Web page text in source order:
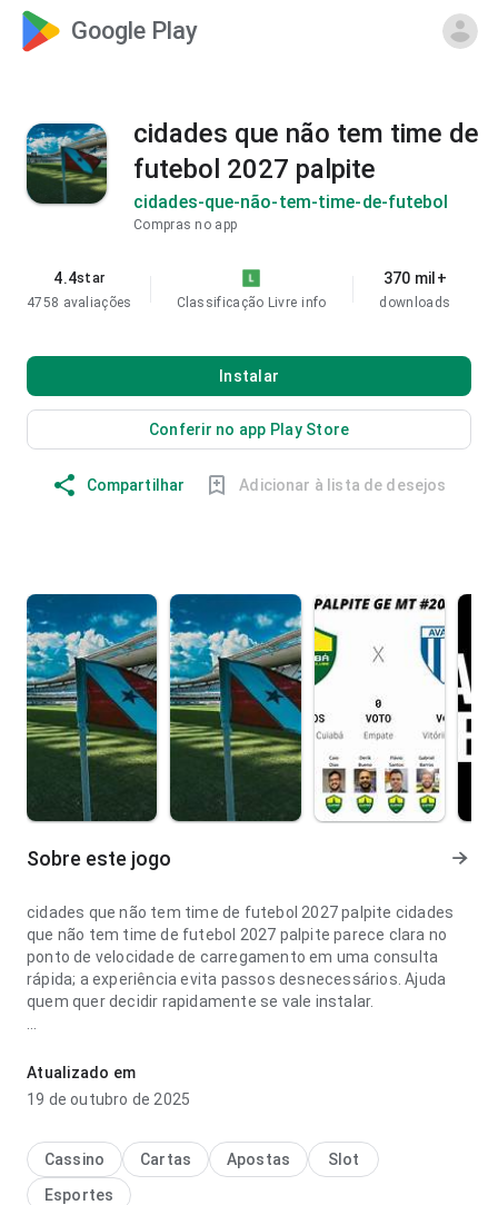
Google Play
cidades que não tem time de
futebol 2027 palpite
cidades-que-não-tem-time-de-futebol
Compras no app
4.4star
4758 avaliações
Classificação Livre info
370 mil+
downloads
Instalar
Conferir no app Play Store
Compartilhar Adicionar à lista de desejos
Sobre este jogo
cidades que não tem time de futebol 2027 palpite cidades
que não tem time de futebol 2027 palpite parece clara no
ponto de velocidade de carregamento em uma consulta
rápida; a experiência evita passos desnecessários. Ajuda
quem quer decidir rapidamente se vale instalar.
responsiva no ponto de fluxo de navegação no uso diário
repetido; a experiência evita passos desnecessários. Isso
Atualizado em
19 de outubro de 2025
Cassino Cartas Apostas
Slot
Esportes